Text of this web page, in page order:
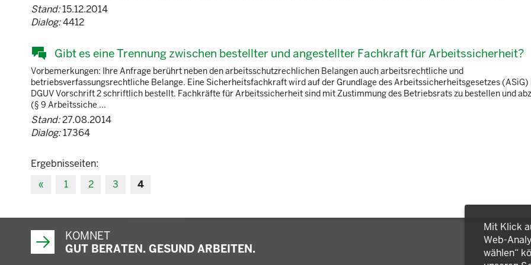
Stand:15.12.2014
Dialog:4412
Gibt es eine Trennung zwischen bestellter und angestellter Fachkraft für Arbeitssicherheit?
Vorbemerkungen: Ihre Anfrage berührt neben den arbeitsschutzrechlichen Belangen auch arbeitsrechtliche und
betriebsverfassungsrechtliche Belange. Eine Sicherheitsfachkraft wird auf der Grundlage des Arbeitssicherheitsgesetzes (ASiG)
DGUV Vorschrift 2 schriftlich bestellt. Fachkräfte für Arbeitssicherheit sind mit Zustimmung des Betriebsrats zu bestellen und
(§ 9 Arbeitssiche ...
Stand:27.08.2014
Dialog:17364
Ergebnisseiten:
«
1 2 3 4
KOMNET
GUT BERATEN. GESUND ARBEITEN.
Mit Klick
Web-
wählen“